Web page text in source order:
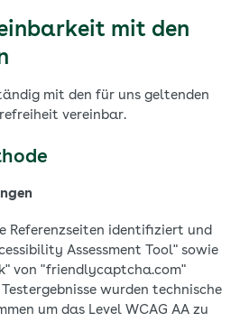
mit den
mit den für uns geltenden
vereinbar.
Referenzseiten identifiziert und
Assessment Tool" sowie
von "friendlycaptcha.com"
wurden technische
um das Level WCAG AA zu